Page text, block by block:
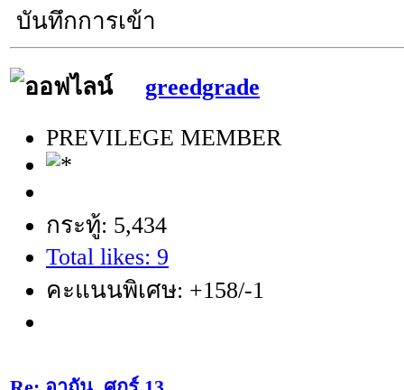
บันทึกการเข้า
greedgrade
PREVILEGE MEMBER
กระทู้: 5,434
Total likes: 9
คะแนนพิเศษ: +158/-1